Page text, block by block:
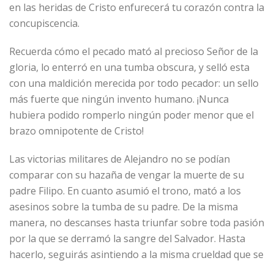
en las heridas de Cristo enfurecerá tu corazón contra la
concupiscencia.
Recuerda cómo el pecado mató al precioso Señor de la
gloria, lo enterró en una tumba obscura, y selló esta
con una maldición merecida por todo pecador: un sello
más fuerte que ningún invento humano. ¡Nunca
hubiera podido romperlo ningún poder menor que el
brazo omnipotente de Cristo!
Las victorias militares de Alejandro no se podían
comparar con su hazaña de vengar la muerte de su
padre Filipo. En cuanto asumió el trono, mató a los
asesinos sobre la tumba de su padre. De la misma
manera, no descanses hasta triunfar sobre toda pasión
por la que se derramó la sangre del Salvador. Hasta
hacerlo, seguirás asintiendo a la misma crueldad que se